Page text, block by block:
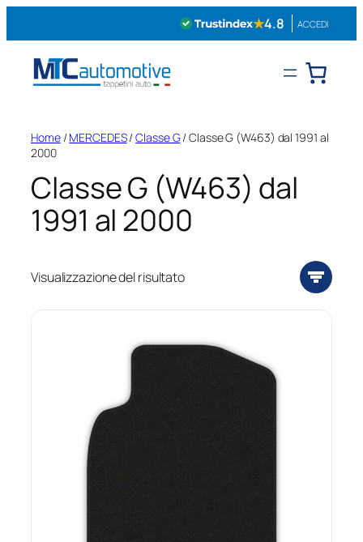
★4.8 ACCEDI
Home/MERCEDES/Classe G/ Classe G (W463) dal 1991 al
2000
Classe G (W463) dal
1991 al 2000
Visualizzazione del risultato